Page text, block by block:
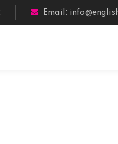
Email: